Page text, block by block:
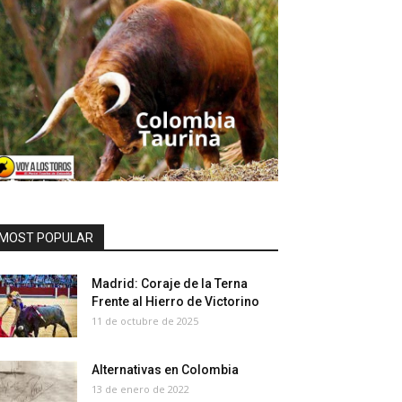
POPULAR
Madrid: Coraje de la Terna
Frente al Hierro de Victorino
11 de octubre de 2025
Alternativas en Colombia
13 de enero de 2022